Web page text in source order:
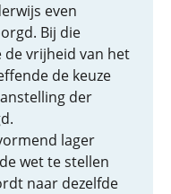
even
Bij die
vrijheid van het
de keuze
der
lager
wet te stellen
naar dezelfde